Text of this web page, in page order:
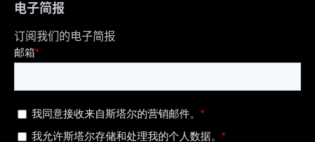
电子简报
订阅我们的电子简报